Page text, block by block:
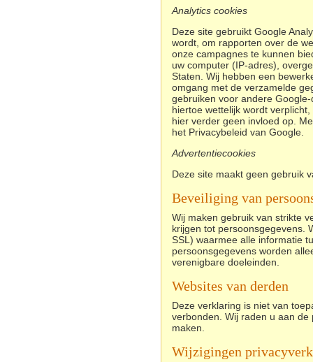
Analytics cookies
Deze site gebruikt Google
wordt, om rapporten over de
onze campagnes te kunnen
uw computer (IP-adres),
Staten. Wij hebben een
omgang met de verzamelde
gebruiken voor andere
hiertoe wettelijk wordt
hier verder geen invloed op.
het Privacybeleid van Google.
Advertentiecookies
Deze site maakt geen gebruik
Beveiliging van
Wij maken gebruik van strikte
krijgen tot persoonsgegevens.
SSL) waarmee alle informatie
persoonsgegevens worden
verenigbare doeleinden.
Websites van derden
Deze verklaring is niet van
verbonden. Wij raden u aan
maken.
Wijzigingen